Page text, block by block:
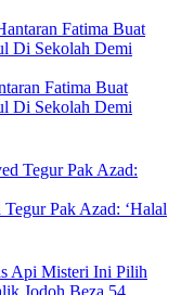
Fatima Buat
Di Sekolah Demi
Pak Azad: ‘Halal